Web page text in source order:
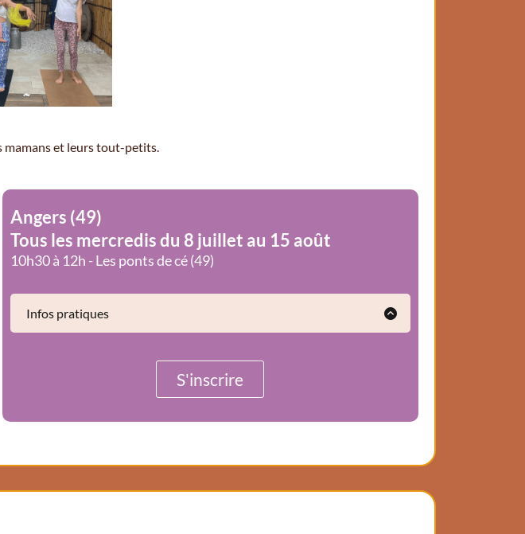
mamans et leurs tout-petits.
Angers (49)
Tous les mercredis du 8 juillet au 15 août
10h30 à 12h - Les ponts de cé (49)
Infos pratiques
Un moment doux pour se retrouver avec son bébé
de pause, de mouvement et de lien avec ton enfant.
👉 Un espace pensé pour respecter le rythme de chacune et de cha
S'inscrire